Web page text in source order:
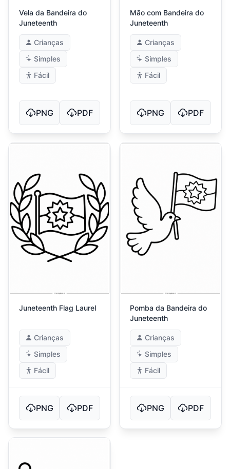
Vela da Bandeira do
Juneteenth
Crianças
Simples
Fácil
PNG PDF
Mão com Bandeira do
Juneteenth
Crianças
Simples
Fácil
PNG PDF
Juneteenth Flag Laurel
Crianças
Simples
Fácil
PNG PDF
Pomba da Bandeira do
Juneteenth
Crianças
Simples
Fácil
PNG PDF